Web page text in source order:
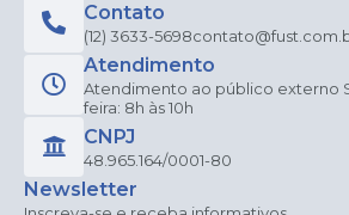
Contato
(12) 3633-5698
Atendimento
Atendimento ao público externo
feira: 8h às 10h
CNPJ
48.965.164/0001-80
Newsletter